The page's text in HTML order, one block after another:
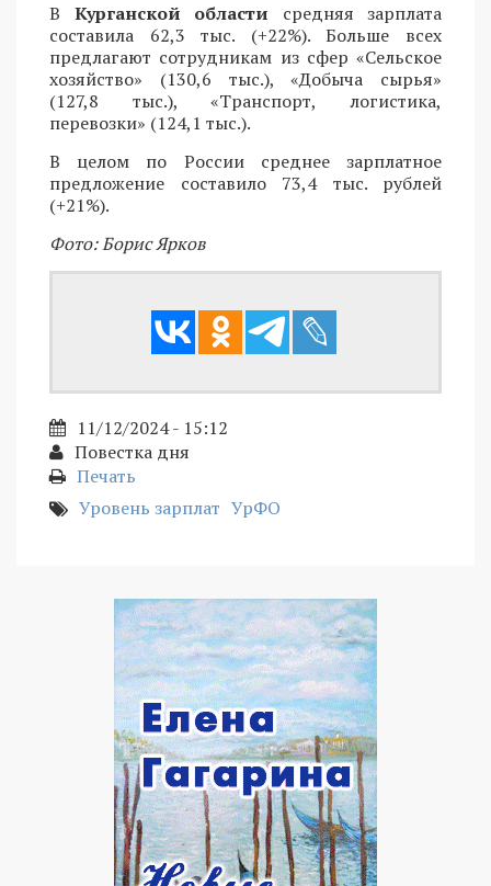
В Курганской области средняя зарплата
составила 62,3 тыс. (+22%). Больше всех
предлагают сотрудникам из сфер «Сельское
хозяйство» (130,6 тыс.), «Добыча сырья»
(127,8 тыс.), «Транспорт, логистика,
перевозки» (124,1 тыс.).
В целом по России среднее зарплатное
предложение составило 73,4 тыс. рублей
(+21%).
Фото: Борис Ярков
11/12/2024 - 15:12
Повестка дня
Печать
Уровень зарплат УрФО